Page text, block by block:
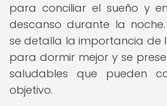
para conciliar el sueño y
descanso durante la
se detalla la importancia de
para dormir mejor y se
saludables que pueden
objetivo.